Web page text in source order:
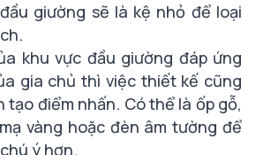
giường sẽ là kệ nhỏ để loại
khu vực đầu giường đáp ứng
gia chủ thì việc thiết kế cũng
tạo điểm nhấn. Có thể là ốp gỗ,
vàng hoặc đèn âm tường để
ý hơn.